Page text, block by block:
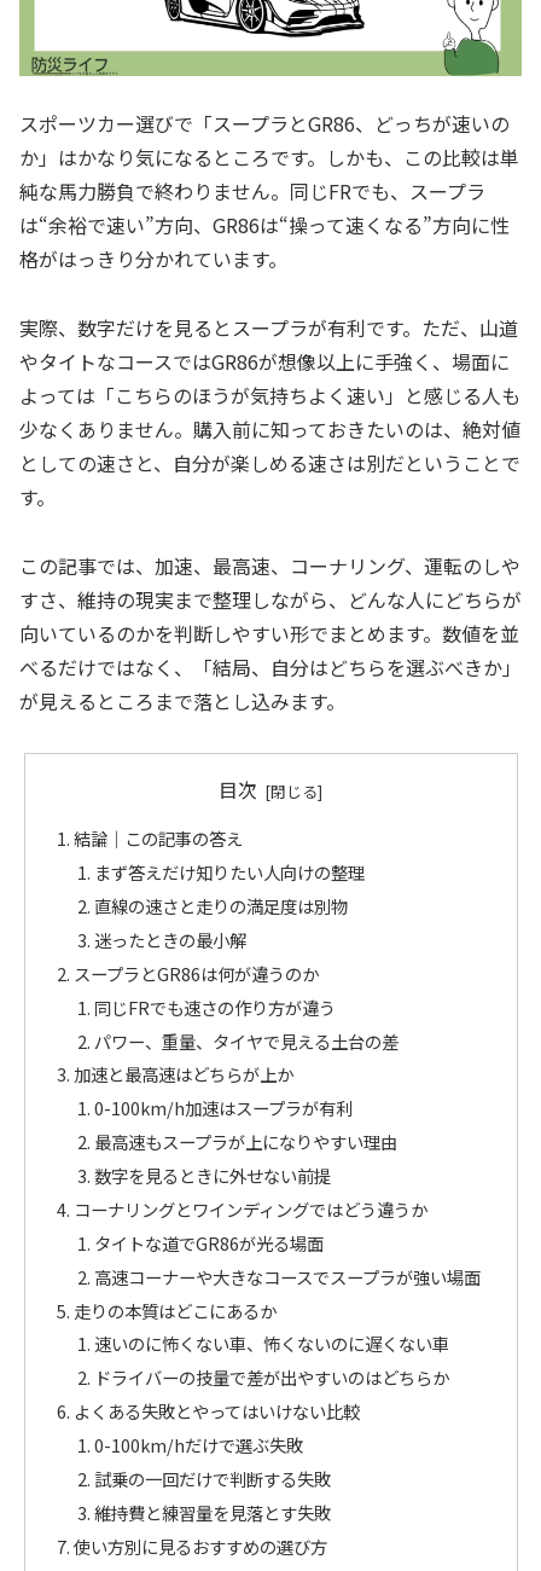
スポーツカー選びで「スープラとGR86、どっちが速いの
か」はかなり気になるところです。しかも、この比較は単
純な馬力勝負で終わりません。同じFRでも、スープラ
は“余裕で速い”方向、GR86は“操って速くなる”方向に性
格がはっきり分かれています。
実際、数字だけを見るとスープラが有利です。ただ、山道
やタイトなコースではGR86が想像以上に手強く、場面に
よっては「こちらのほうが気持ちよく速い」と感じる人も
少なくありません。購入前に知っておきたいのは、絶対値
としての速さと、自分が楽しめる速さは別だということで
す。
この記事では、加速、最高速、コーナリング、運転のしや
すさ、維持の現実まで整理しながら、どんな人にどちらが
向いているのかを判断しやすい形でまとめます。数値を並
べるだけではなく、「結局、自分はどちらを選ぶべきか」
が見えるところまで落とし込みます。
目次
結論｜この記事の答え
まず答えだけ知りたい人向けの整理
直線の速さと走りの満足度は別物
迷ったときの最小解
スープラとGR86は何が違うのか
同じFRでも速さの作り方が違う
パワー、重量、タイヤで見える土台の差
加速と最高速はどちらが上か
0-100km/h加速はスープラが有利
最高速もスープラが上になりやすい理由
数字を見るときに外せない前提
コーナリングとワインディングではどう違うか
タイトな道でGR86が光る場面
高速コーナーや大きなコースでスープラが強い場面
走りの本質はどこにあるか
速いのに怖くない車、怖くないのに遅くない車
ドライバーの技量で差が出やすいのはどちらか
よくある失敗とやってはいけない比較
0-100km/hだけで選ぶ失敗
試乗の一回だけで判断する失敗
維持費と練習量を見落とす失敗
使い方別に見るおすすめの選び方